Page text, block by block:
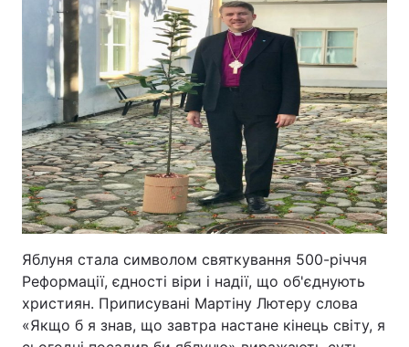
Здоров'я Туризм
Цікавинки Погода
Відео з Youtube
Інтерв'ю Думки
Архів Вакансії
Контакти
Яблуня стала символом святкування 500-річчя
Реформації, єдності віри і надії, що об'єднують
християн. Приписувані Мартіну Лютеру слова
«Якщо б я знав, що завтра настане кінець світу, я